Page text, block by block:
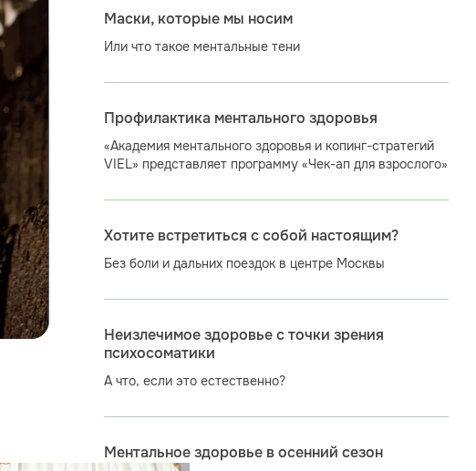
Маски, которые мы носим
Или что такое ментальные тени
Профилактика ментального здоровья
«Академия ментального здоровья и копинг-стратегий
VIEL» представляет программу «Чек-ап для взрослого»
Хотите встретиться с собой настоящим?
Без боли и дальних поездок в центре Москвы
Неизлечимое здоровье с точки зрения
психосоматики
А что, если это естественно?
Ментальное здоровье в осенний сезон